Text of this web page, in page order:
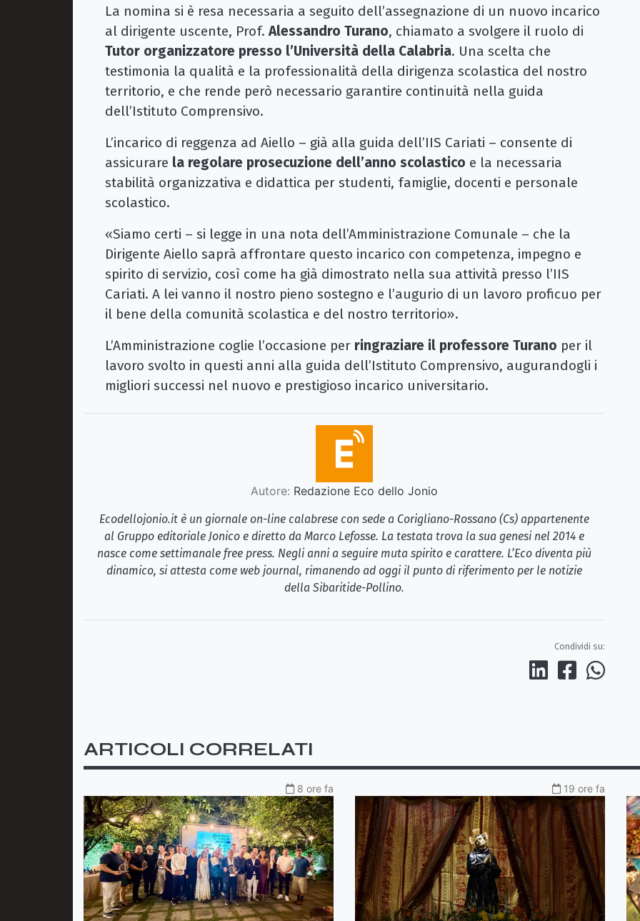
La nomina si è resa necessaria a seguito dell’assegnazione di un nuovo incarico
al dirigente uscente, Prof. Alessandro Turano, chiamato a svolgere il ruolo di
Tutor organizzatore presso l’Università della Calabria. Una scelta che
testimonia la qualità e la professionalità della dirigenza scolastica del nostro
territorio, e che rende però necessario garantire continuità nella guida
dell’Istituto Comprensivo.
L’incarico di reggenza ad Aiello – già alla guida dell’IIS Cariati – consente di
assicurare la regolare prosecuzione dell’anno scolastico e la necessaria
stabilità organizzativa e didattica per studenti, famiglie, docenti e personale
scolastico.
«Siamo certi – si legge in una nota dell’Amministrazione Comunale – che la
Dirigente Aiello saprà affrontare questo incarico con competenza, impegno e
spirito di servizio, così come ha già dimostrato nella sua attività presso l’IIS
Cariati. A lei vanno il nostro pieno sostegno e l’augurio di un lavoro proficuo per
il bene della comunità scolastica e del nostro territorio».
L’Amministrazione coglie l’occasione per ringraziare il professore Turano per il
lavoro svolto in questi anni alla guida dell’Istituto Comprensivo, augurandogli i
migliori successi nel nuovo e prestigioso incarico universitario.
Autore: Redazione Eco dello Jonio
Ecodellojonio.it è un giornale on-line calabrese con sede a Corigliano-Rossano (Cs) appartenente
al Gruppo editoriale Jonico e diretto da Marco Lefosse. La testata trova la sua genesi nel 2014 e
nasce come settimanale free press. Negli anni a seguire muta spirito e carattere. L’Eco diventa più
dinamico, si attesta come web journal, rimanendo ad oggi il punto di riferimento per le notizie
della Sibaritide-Pollino.
Condividi su:
ARTICOLI CORRELATI
8 ore fa 19 ore fa